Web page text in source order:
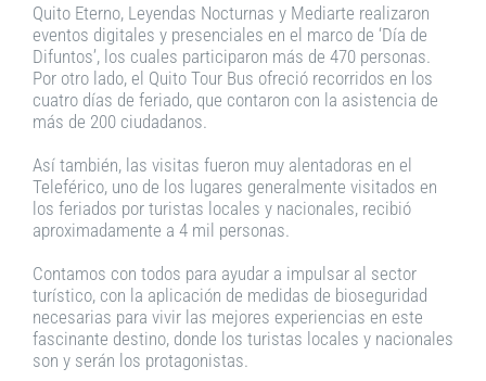
Quito Eterno, Leyendas Nocturnas y Mediarte realizaron
eventos digitales y presenciales en el marco de ‘Día de
Difuntos’, los cuales participaron más de 470 personas.
Por otro lado, el Quito Tour Bus ofreció recorridos en los
cuatro días de feriado, que contaron con la asistencia de
más de 200 ciudadanos.
Así también, las visitas fueron muy alentadoras en el
Teleférico, uno de los lugares generalmente visitados en
los feriados por turistas locales y nacionales, recibió
aproximadamente a 4 mil personas.
Contamos con todos para ayudar a impulsar al sector
turístico, con la aplicación de medidas de bioseguridad
necesarias para vivir las mejores experiencias en este
fascinante destino, donde los turistas locales y nacionales
son y serán los protagonistas.